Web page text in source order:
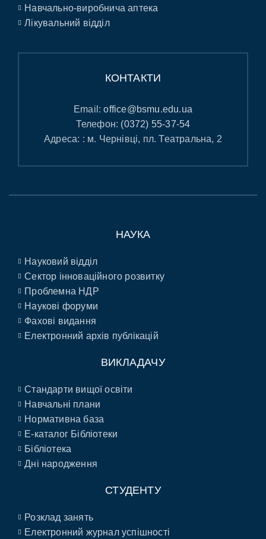
Навчально-виробнича аптека
Лікувальний відділ
КОНТАКТИ
Email:office@bsmu.edu.ua
Телефон: (0372) 55-37-54
Адреса: : м. Чернівці, пл. Театральна, 2
НАУКА
Науковий відділ
Сектор інноваційного розвитку
Проблемна НДР
Наукові форуми
Фахові видання
Електронний архів публікацій
ВИКЛАДАЧУ
Стандарти вищої освіти
Навчальні плани
Нормативна база
E-каталог Бібліотеки
Бібліотека
Дні народження
СТУДЕНТУ
Розклад занять
Електронний журнал успішності